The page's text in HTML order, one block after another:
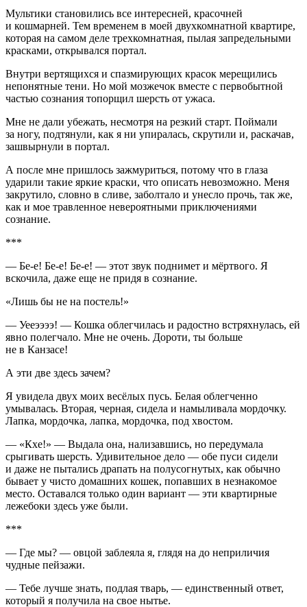
Мультики становились все интересней, красочней
и кошмарней. Тем временем в моей двухкомнатной квартире,
которая на самом деле трехкомнатная, пылая запредельными
красками, открывался портал.
Внутри вертящихся и спазмирующих красок мерещились
непонятные тени. Но мой мозжечок вместе с первобытной
частью сознания топорщил шерсть от ужаса.
Мне не дали убежать, несмотря на резкий старт. Поймали
за ногу, подтянули, как я ни упиралась, скрутили и, раскачав,
зашвырнули в портал.
А после мне пришлось зажмуриться, потому что в глаза
ударили такие яркие краски, что описать невозможно. Меня
закрутило, словно в сливе, заболтало и унесло прочь, так же,
как и мое травленное невероятными приключениями
сознание.
***
— Бе-е! Бе-е! Бе-е! — этот звук поднимет и мёртвого. Я
вскочила, даже еще не придя в сознание.
«Лишь бы не на постель!»
— Уееээээ! — Кошка облегчилась и радостно встряхнулась, ей
явно полегчало. Мне не очень. Дороти, ты больше
не в Канзасе!
А эти две здесь зачем?
Я увидела двух моих весёлых пусь. Белая облегченно
умывалась. Вторая, черная, сидела и намыливала мордочку.
Лапка, мордочка, лапка, мордочка, под хвостом.
— «Кхе!» — Выдала она, нализавшись, но передумала
срыгивать шерсть. Удивительное дело — обе пуси сидели
и даже не пытались драпать на полусогнутых, как обычно
бывает у чисто домашних кошек, попавших в незнакомое
место. Оставался только один вариант — эти квартирные
лежебоки здесь уже были.
***
— Где мы? — овцой заблеяла я, глядя на до неприличия
чудные пейзажи.
— Тебе лучше знать, подлая тварь, — единственный ответ,
который я получила на свое нытье.